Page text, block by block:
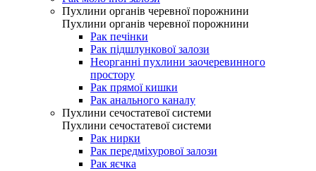
Пухлини органів черевної порожнини
Пухлини органів черевної порожнини
Рак печінки
Рак підшлункової залози
Неорганні пухлини заочеревинного
простору
Рак прямої кишки
Рак анального каналу
Пухлини сечостатевої системи
Пухлини сечостатевої системи
Рак нирки
Рак передміхурової залози
Рак яєчка